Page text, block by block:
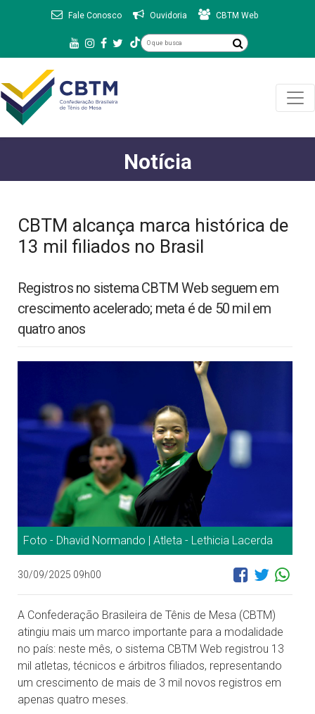
Fale Conosco Ouvidoria CBTM Web
Notícia
CBTM alcança marca histórica de
13 mil filiados no Brasil
Registros no sistema CBTM Web seguem em
crescimento acelerado; meta é de 50 mil em
quatro anos
Foto - Dhavid Normando | Atleta - Lethicia Lacerda
30/09/2025 09h00
A Confederação Brasileira de Tênis de Mesa (CBTM)
atingiu mais um marco importante para a modalidade
no país: neste mês, o sistema CBTM Web registrou 13
mil atletas, técnicos e árbitros filiados, representando
um crescimento de mais de 3 mil novos registros em
apenas quatro meses.